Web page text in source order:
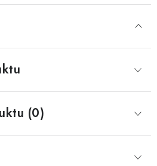
(0)